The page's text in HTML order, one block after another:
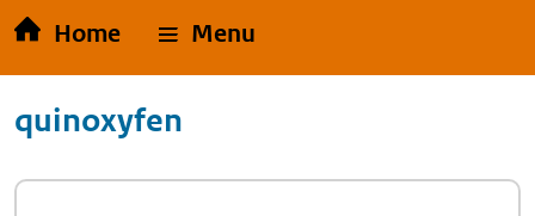
Home Menu
quinoxyfen